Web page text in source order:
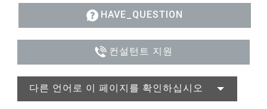
HAVE_QUESTION
컨설턴트 지원
다른 언어로 이 페이지를 확인하십시오